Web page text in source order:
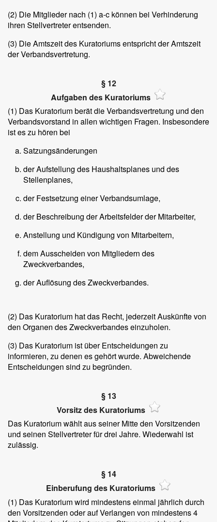
(2) Die Mitglieder nach (1) a-c können bei Verhinderung
ihren Stellvertreter entsenden.
(3) Die Amtszeit des Kuratoriums entspricht der Amtszeit
der Verbandsvertretung.
§ 12
Aufgaben des Kuratoriums
(1) Das Kuratorium berät die Verbandsvertretung und den
Verbandsvorstand in allen wichtigen Fragen. Insbesondere
ist es zu hören bei
Satzungsänderungen
der Aufstellung des Haushaltsplanes und des
Stellenplanes,
der Festsetzung einer Verbandsumlage,
der Beschreibung der Arbeitsfelder der Mitarbeiter,
Anstellung und Kündigung von Mitarbeitern,
dem Ausscheiden von Mitgliedern des
Zweckverbandes,
der Auflösung des Zweckverbandes.
(2) Das Kuratorium hat das Recht, jederzeit Auskünfte von
den Organen des Zweckverbandes einzuholen.
(3) Das Kuratorium ist über Entscheidungen zu
informieren, zu denen es gehört wurde. Abweichende
Entscheidungen sind zu begründen.
§ 13
Vorsitz des Kuratoriums
Das Kuratorium wählt aus seiner Mitte den Vorsitzenden
und seinen Stellvertreter für drei Jahre. Wiederwahl ist
zulässig.
§ 14
Einberufung des Kuratoriums
(1) Das Kuratorium wird mindestens einmal jährlich durch
den Vorsitzenden oder auf Verlangen von mindestens 4